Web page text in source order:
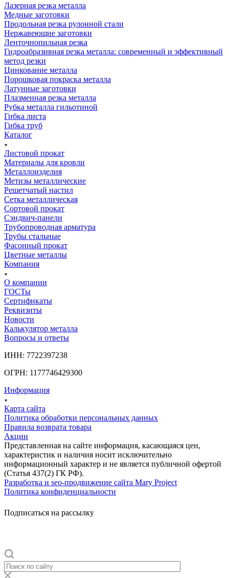
Лазерная резка металла
Медные заготовки
Продольная резка рулонной стали
Нержавеющие заготовки
Ленточнопильная резка
Гидроабразивная резка металла: современный и эффективный
метод резки
Цинкование металла
Порошковая покраска металла
Латунные заготовки
Плазменная резка металла
Рубка металла гильотиной
Гибка листа
Гибка труб
Каталог
Листовой прокат
Материалы для кровли
Металлоизделия
Метизы металлические
Решетчатый настил
Сетка металлическая
Сортовой прокат
Сэндвич-панели
Трубопроводная арматура
Трубы стальные
Фасонный прокат
Цветные металлы
Компания
О компании
ГОСТы
Сертификаты
Реквизиты
Новости
Калькулятор металла
Вопросы и ответы
ИНН: 7722397238
ОГРН: 1177746429300
Информация
Карта сайта
Политика обработки персональных данных
Правила возврата товара
Акции
Представленная на сайте информация, касающаяся цен,
характеристик и наличия носит исключительно
информационный характер и не является публичной офертой
(Статья 437(2) ГК РФ).
Разработка и seo-продвижение сайта Mary Project
Политика конфиденциальности
Подписаться на рассылку